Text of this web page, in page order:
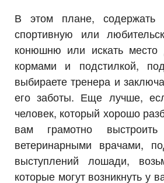
В этом плане, содержать
спортивную или
конюшню или искать место
кормами и подстилкой,
выбираете тренера и
его заботы. Еще лучше,
человек, который хорошо
вам грамотно
ветеринарными врачами,
выступлений лошади,
которые могут возникнуть у